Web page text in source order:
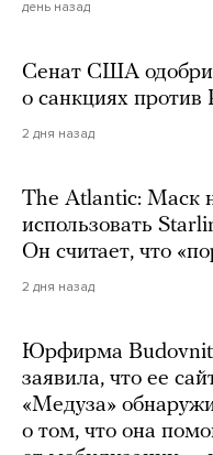
день назад
Сенат США
о санкциях против
2 дня назад
The Atlantic: Маск
использовать
Он считает, что
2 дня назад
Юрфирма
заявила, что ее
«Медуза»
о том, что она